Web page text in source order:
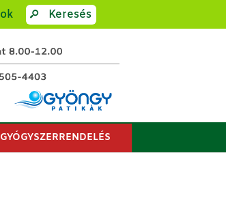
Keresés
GYÓGYSZERRENDELÉS